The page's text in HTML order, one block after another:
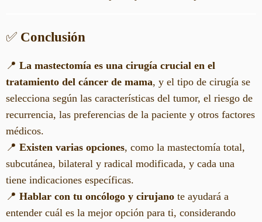
✅ Conclusión
📍 La mastectomía es una cirugía crucial en el
tratamiento del cáncer de mama, y el tipo de cirugía se
selecciona según las características del tumor, el riesgo de
recurrencia, las preferencias de la paciente y otros factores
médicos.
📍 Existen varias opciones, como la mastectomía total,
subcutánea, bilateral y radical modificada, y cada una
tiene indicaciones específicas.
📍 Hablar con tu oncólogo y cirujano te ayudará a
entender cuál es la mejor opción para ti, considerando